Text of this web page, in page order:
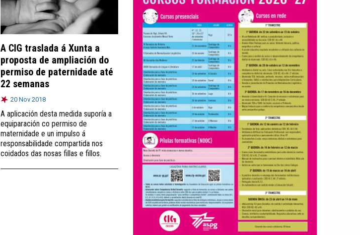
A CIG traslada á Xunta a
proposta de ampliación do
permiso de paternidade até
22 semanas
20 Nov 2018
A aplicación desta medida suporía a
equiparación co permiso de
maternidade e un impulso á
responsabilidade compartida nos
coidados das nosas fillas e fillos.